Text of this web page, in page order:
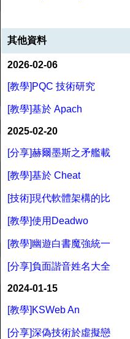
其他資料
2026-02-06
[教學]PQC 技術研究
[教學]基於 Apach
2025-02-20
[分享]赫爾墨斯之矛艦載
[教學]基於 Cheat
[技術]現代軟體架構的比
[教學]使用Deadwo
[教學]幽遊白書魔強統一
[分享]負面諧音姓名大全
2024-01-15
[教學]KSWeb An
[分享]深偽技術於虛擬戀